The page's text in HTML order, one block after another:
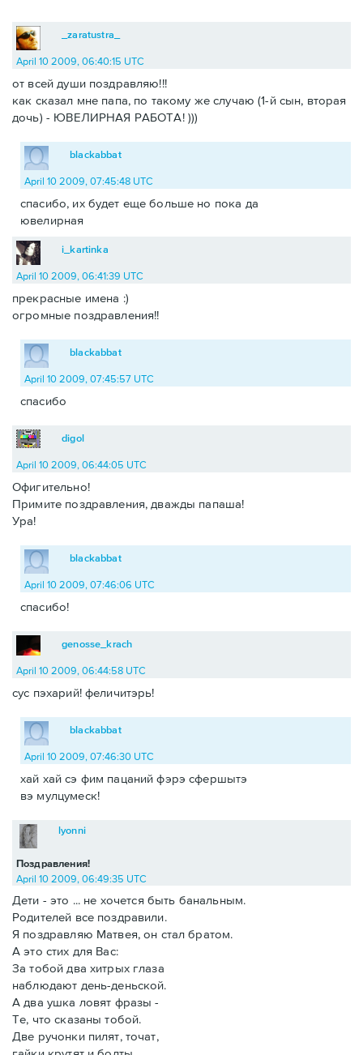
_zaratustra_
April 10 2009, 06:40:15 UTC
от всей души поздравляю!!!
как сказал мне папа, по такому же случаю (1-й сын, вторая
дочь) - ЮВЕЛИРНАЯ РАБОТА! )))
blackabbat
April 10 2009, 07:45:48 UTC
спасибо, их будет еще больше но пока да
ювелирная
i_kartinka
April 10 2009, 06:41:39 UTC
прекрасные имена :)
огромные поздравления!!
blackabbat
April 10 2009, 07:45:57 UTC
спасибо
digol
April 10 2009, 06:44:05 UTC
Офигительно!
Примите поздравления, дважды папаша!
Ура!
blackabbat
April 10 2009, 07:46:06 UTC
спасибо!
genosse_krach
April 10 2009, 06:44:58 UTC
сус пэхарий! феличитэрь!
blackabbat
April 10 2009, 07:46:30 UTC
хай хай сэ фим пацаний фэрэ сфершытэ
вэ мулцумеск!
Поздравления!
lyonni
April 10 2009, 06:49:35 UTC
Дети - это ... не хочется быть банальным.
Родителей все поздравили.
Я поздравляю Матвея, он стал братом.
А это стих для Вас:
За тобой два хитрых глаза
наблюдают день-деньской.
А два ушка ловят фразы -
Те, что сказаны тобой.
Две ручонки пилят, точат,